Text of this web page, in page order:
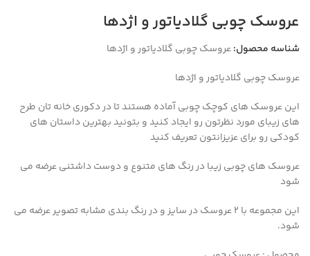
عروسک چوبی گلادیاتور و اژدها
شناسه محصول:عروسک چوبی گلادیاتور و اژدها
عروسک چوبی گلادیاتور و اژدها
این عروسک های کوچک چوبی آماده هستند تا در دکوری خانه تان طرح
های زیبای مورد نظرتون رو ایجاد کنید و بتونید بهترین داستان های
کودکی رو برای عزیزانتون تعریف کنید
عروسک های چوبی زیبا در رنگ های متنوع و دوست داشتنی عرضه می
شود
این مجموعه با 2 عروسک در سایز و در رنگ بندی مشابه تصویر عرضه می
شود.